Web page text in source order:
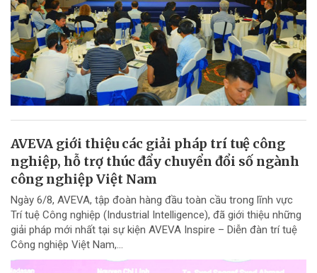
AVEVA giới thiệu các giải pháp trí tuệ công
nghiệp, hỗ trợ thúc đẩy chuyển đổi số ngành
công nghiệp Việt Nam
Ngày 6/8, AVEVA, tập đoàn hàng đầu toàn cầu trong lĩnh vực
Trí tuệ Công nghiệp (Industrial Intelligence), đã giới thiệu những
giải pháp mới nhất tại sự kiện AVEVA Inspire – Diễn đàn trí tuệ
Công nghiệp Việt Nam,...